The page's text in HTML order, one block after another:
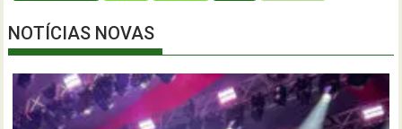
NOTÍCIAS NOVAS